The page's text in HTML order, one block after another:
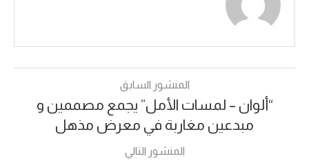
المنشور السابق
“ألوان – لمسات الأمل” يجمع مصممين و
مبدعين مغاربة في معرض مذهل‎
المنشور التالي